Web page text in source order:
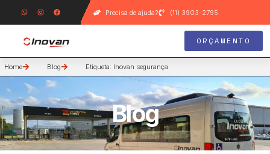
Precisa de ajuda? (11) 3903-2795
ORÇAMENTO
Home Blog Etiqueta: Inovan segurança
Blog